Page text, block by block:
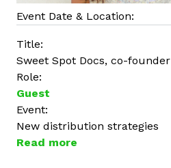
Event Date & Location:
Title:
Sweet Spot Docs, co-founder
Role:
Guest
Event:
New distribution strategies
Read more